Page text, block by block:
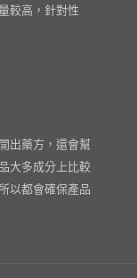
較高，針對性
出藥方，還會幫
大多成分上比較
以都會確保產品